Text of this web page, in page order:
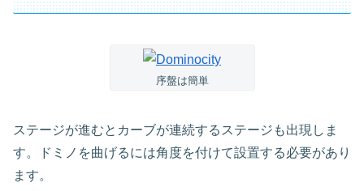
序盤は簡単
ステージが進むとカーブが連続するステージも出現しま
す。ドミノを曲げるには角度を付けて設置する必要があり
ます。